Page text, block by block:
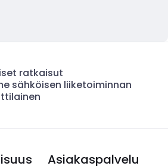
ratkaisut
sähköisen liiketoiminnan
Asiakaspalvelu